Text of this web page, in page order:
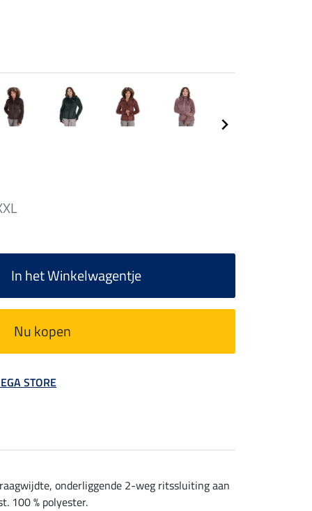
In het Winkelwagentje
Nu kopen
STORE
onderliggende 2-weg ritssluiting aan
100 % polyester.